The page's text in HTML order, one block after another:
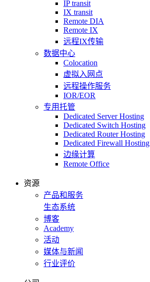
IP transit
IX transit
Remote DIA
Remote IX
远程IX传输
数据中心
Colocation
虚拟入网点
远程操作服务
IOR/EOR
专用托管
Dedicated Server Hosting
Dedicated Switch Hosting
Dedicated Router Hosting
Dedicated Firewall Hosting
边缘计算
Remote Office
资源
产品和服务
生态系统
博客
Academy
活动
媒体与新闻
行业评价